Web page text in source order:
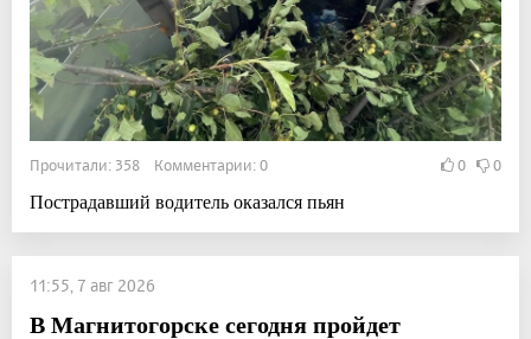
Прочитали: 358 Комментарии: 0 0 0
Пострадавший водитель оказался пьян
11:55, 7 авг 2026
В Магнитогорске сегодня пройдет